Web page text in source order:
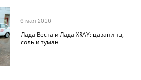
Лада Веста и Лада XRAY: царапины,
соль и туман
6 мая 2016